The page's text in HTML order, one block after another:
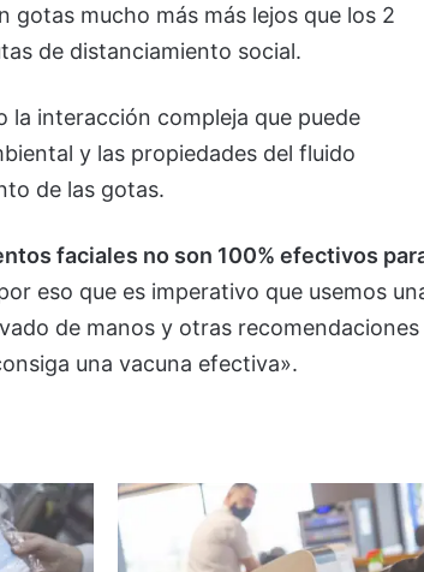
gotas mucho más más lejos que los 2
de distanciamiento social.
la interacción compleja que puede
y las propiedades del fluido
de las gotas.
faciales no son 100% efectivos
eso que es imperativo que usemos
de manos y otras recomendaciones
una vacuna efectiva».